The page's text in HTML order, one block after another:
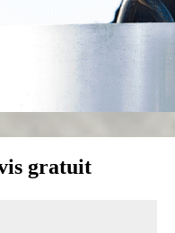
gratuit